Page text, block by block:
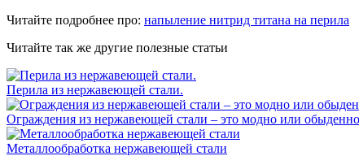
Читайте подробнее про: напыление нитрид титана на перила
Читайте так же другие полезные статьи
Перила из нержавеющей стали.
Ограждения из нержавеющей стали – это модно или
Металлообработка нержавеющей стали